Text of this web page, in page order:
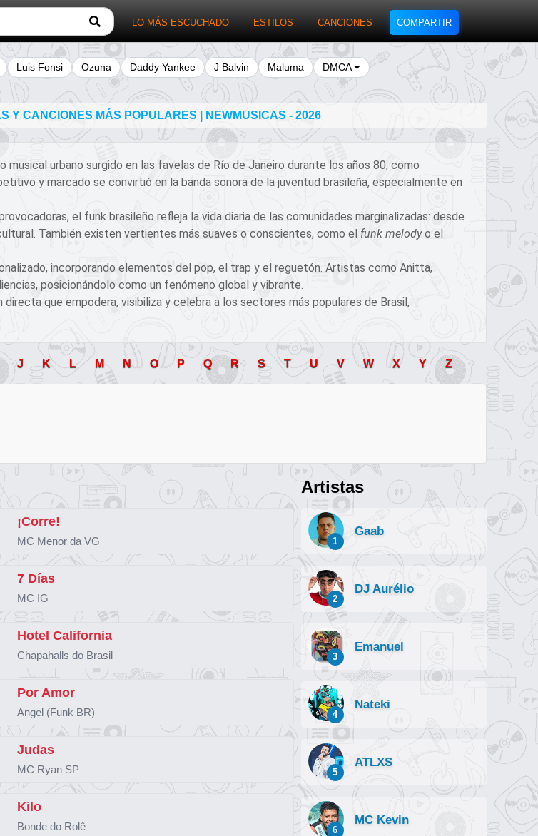
LO MÁS ESCUCHADO ESTILOS CANCIONES COMPARTIR
Luis Fonsi Ozuna Daddy Yankee J Balvin Maluma DMCA
Y CANCIONES MÁS POPULARES | NEWMUSICAS - 2026
musical urbano surgido en las favelas de Río de Janeiro durante los años 80, como
y marcado se convirtió en la banda sonora de la juventud brasileña, especialmente en
el funk brasileño refleja la vida diaria de las comunidades marginalizadas: desde
También existen vertientes más suaves o conscientes, como el funk melodyo el
incorporando elementos del pop, el trap y el reguetón. Artistas como Anitta,
posicionándolo como un fenómeno global y vibrante.
que empodera, visibiliza y celebra a los sectores más populares de Brasil,
J K L M N O P Q R S T U V W X Y Z
¡Corre!
MC Menor da VG
7 Días
MC IG
Hotel California
Chapahalls do Brasil
Por Amor
Angel (Funk BR)
Judas
MC Ryan SP
Kilo
Bonde do Rolê
Artistas
1
Gaab
2
DJ Aurélio
3
Emanuel
4
Nateki
5
ATLXS
6
MC Kevin